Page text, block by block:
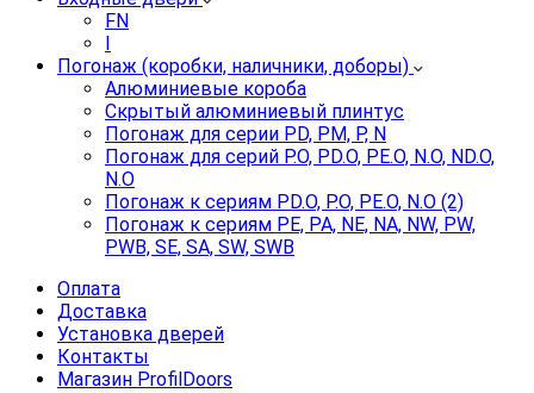
FN
I
Погонаж (коробки, наличники, доборы)
Алюминиевые короба
Скрытый алюминиевый плинтус
Погонаж для серии PD, PM, P, N
Погонаж для серий P.O, PD.O, PE.O, N.O, ND.O,
N.O
Погонаж к сериям PD.O, P.O, PE.O, N.O (2)
Погонаж к сериям PE, PA, NE, NA, NW, PW,
PWB, SE, SA, SW, SWB
Оплата
Доставка
Установка дверей
Контакты
Магазин ProfilDoors